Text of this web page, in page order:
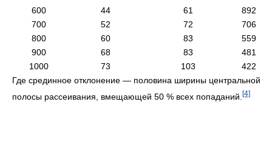
600
44 61
892
700
52 72
706
800
60 83
559
900
68 83
481
1000
73 103
422
Где срединное отклонение — половина ширины центральной
полосы рассеивания, вмещающей 50 % всех попаданий. [4]